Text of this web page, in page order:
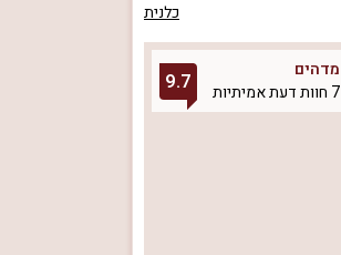
כלנית
מדהים
7 חוות דעת אמיתיות
9.7